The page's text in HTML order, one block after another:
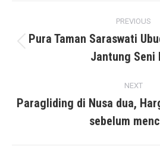
navigation
PREVIOUS
post:
Pura Taman Saraswati
Jantung Seni
NEXT
Next
post:
Paragliding di Nusa dua,
sebelum